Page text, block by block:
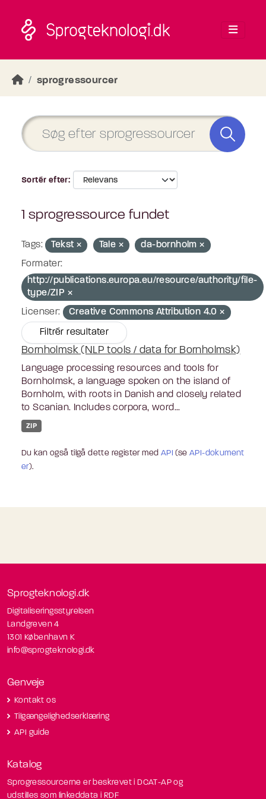
sprogressourcer
Sortér efter
1 sprogressource fundet
Tags: Tekst Tale
da-bornholm
Formater:
http://publications.europa.eu/resource/authority/file-
type/ZIP
Licenser:
Creative Commons Attribution 4.0
Filtrér resultater
Bornholmsk (NLP tools / data for Bornholmsk)
Language processing resources and tools for
Bornholmsk, a language spoken on the island of
Bornholm, with roots in Danish and closely related
to Scanian. Includes corpora, word...
ZIP
Du kan også tilgå dette register med API (seAPI-dokument
er).
Sprogteknologi.dk
Digitaliseringsstyrelsen
Landgreven 4
1301 København K
info@sprogteknologi.dk
Genveje
Kontakt os
Tilgængelighedserklæring
API guide
Katalog
Sprogressourcerne er beskrevet i DCAT-AP og
udstilles som linkeddata i RDF